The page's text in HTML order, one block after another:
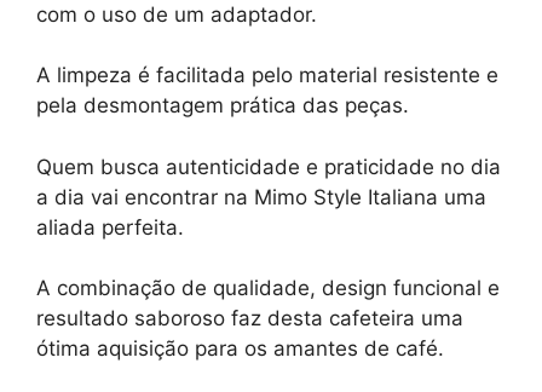
com o uso de um adaptador.
A limpeza é facilitada pelo material resistente e
pela desmontagem prática das peças.
Quem busca autenticidade e praticidade no dia
a dia vai encontrar na Mimo Style Italiana uma
aliada perfeita.
A combinação de qualidade, design funcional e
resultado saboroso faz desta cafeteira uma
ótima aquisição para os amantes de café.